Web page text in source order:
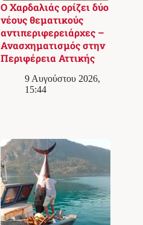
Ο Χαρδαλιάς ορίζει δύο
νέους θεματικούς
αντιπεριφερειάρχες –
Ανασχηματισμός στην
Περιφέρεια Αττικής
9 Αυγούστου 2026,
15:44